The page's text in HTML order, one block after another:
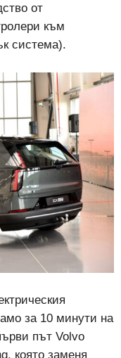
от
към
система).
за 10 минути на
път Volvo
която заменя